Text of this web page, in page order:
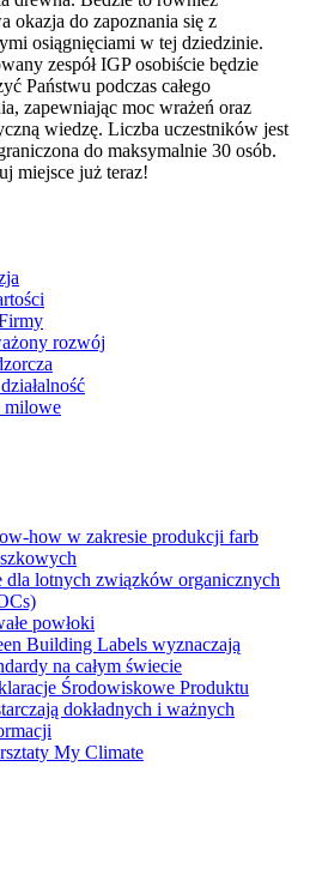
okazja do zapoznania się z
osiągnięciami w tej dziedzinie.
zespół IGP osobiście będzie
Państwu podczas całego
zapewniając moc wrażeń oraz
wiedzę. Liczba uczestników jest
do maksymalnie 30 osób.
miejsce już teraz!
rozwój
milowe
how w zakresie produkcji farb
dla lotnych związków organicznych
powłoki
Building Labels wyznaczają
na całym świecie
Środowiskowe Produktu
dokładnych i ważnych
My Climate